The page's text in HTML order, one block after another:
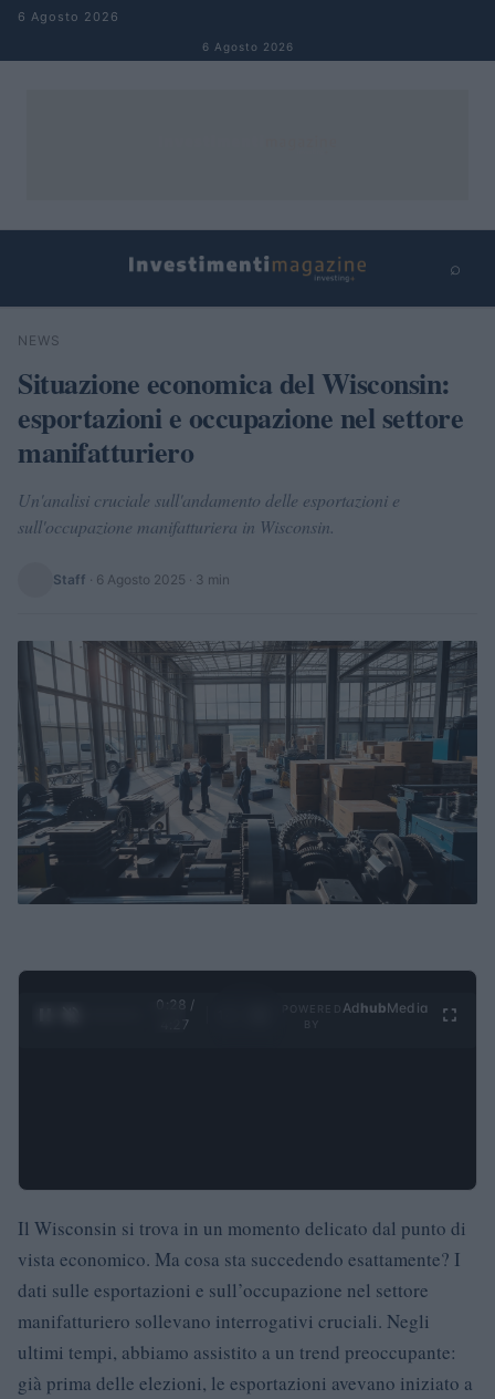
Salta al contenuto
6 Agosto 2026
6 Agosto 2026
⌕
Cerca
NEWS
Situazione economica del Wisconsin:
esportazioni e occupazione nel settore
manifatturiero
Un'analisi cruciale sull'andamento delle esportazioni e
sull'occupazione manifatturiera in Wisconsin.
Staff · 6 Agosto 2025 · 3 min
0:29 /
4:27
Ad hubMedia
Il Wisconsin si trova in un momento delicato dal punto di
vista economico. Ma cosa sta succedendo esattamente? I
dati sulle esportazioni e sull’occupazione nel settore
manifatturiero sollevano interrogativi cruciali. Negli
ultimi tempi, abbiamo assistito a un trend preoccupante:
già prima delle elezioni, le esportazioni avevano iniziato a